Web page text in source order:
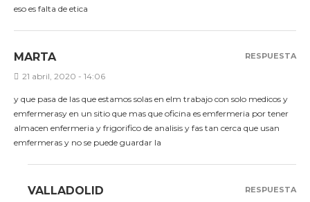
eso es falta de etica
MARTA
21 abril, 2020 - 14:06
y que pasa de las que estamos solas en elm trabajo con solo medicos y
emfermerasy en un sitio que mas que oficina es emfermeria por tener
almacen enfermeria y frigorifico de analisis y fas tan cerca que usan
emfermeras y no se puede guardar la
RESPUESTA
VALLADOLID RESPUESTA